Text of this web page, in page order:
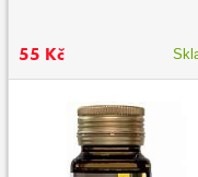
55 Kč